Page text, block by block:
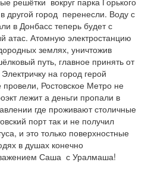
другой город  перенесли. Воду с
в Донбасс теперь будет с
атас. Атомную электростанцию
землях, уничтожив
путь, главное принять от
на город герой
провели, Ростовское Метро не
лежит а деньги пропали в
где проживают столичные
порт так и не получил
и это только поверхностные
в душах конечно
Саша  с Уралмаша!